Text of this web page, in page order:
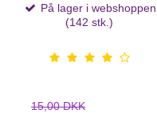
På lager i webshoppen
(142 stk.)
15,00 DKK